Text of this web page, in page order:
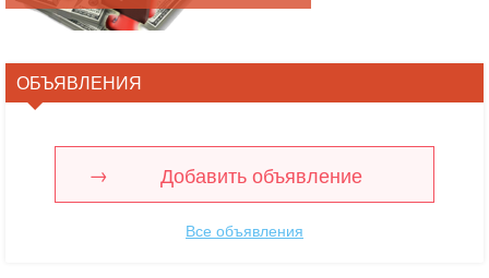
ОБЪЯВЛЕНИЯ
Добавить объявление
Все объявления